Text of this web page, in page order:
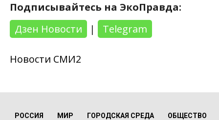
Подписывайтесь на ЭкоПравда:
Дзен Новости
| Telegram
Новости СМИ2
РОССИЯ МИР ГОРОДСКАЯ СРЕДА ОБЩЕСТВО